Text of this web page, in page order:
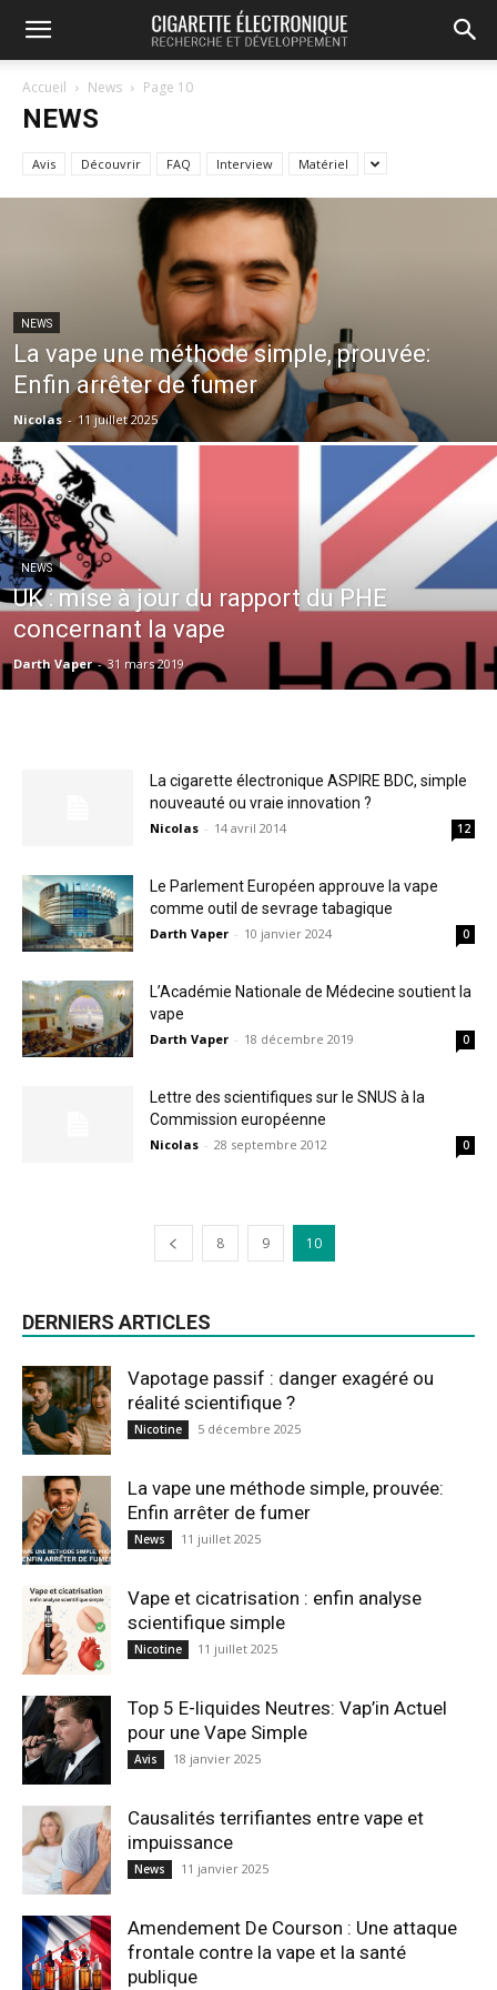
Accueil News Page 10
NEWS
Avis Découvrir FAQ Interview Matériel
NEWS
La vape une méthode simple, prouvée:
Enfin arrêter de fumer
Nicolas - 11 juillet 2025
NEWS
UK : mise à jour du rapport du PHE
concernant la vape
Darth Vaper - 31 mars 2019
La cigarette électronique ASPIRE BDC, simple
nouveauté ou vraie innovation ?
Nicolas - 14 avril 2014 12
Le Parlement Européen approuve la vape
comme outil de sevrage tabagique
Darth Vaper - 10 janvier 2024 0
L’Académie Nationale de Médecine soutient la
vape
Darth Vaper - 18 décembre 2019 0
Lettre des scientifiques sur le SNUS à la
Commission européenne
Nicolas - 28 septembre 2012 0
8 9 10
DERNIERS ARTICLES
Vapotage passif : danger exagéré ou
réalité scientifique ?
Nicotine 5 décembre 2025
La vape une méthode simple, prouvée:
Enfin arrêter de fumer
News 11 juillet 2025
Vape et cicatrisation : enfin analyse
scientifique simple
Nicotine 11 juillet 2025
Top 5 E-liquides Neutres: Vap’in Actuel
pour une Vape Simple
Avis 18 janvier 2025
Causalités terrifiantes entre vape et
impuissance
News 11 janvier 2025
Amendement De Courson : Une attaque
frontale contre la vape et la santé
publique